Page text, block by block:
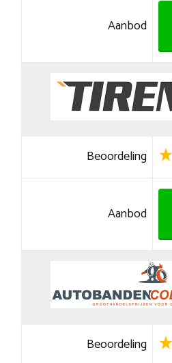
Aanbod
Beoordeling
Aanbod
Beoordeling